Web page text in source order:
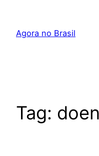
Agora no Brasil
Tag: